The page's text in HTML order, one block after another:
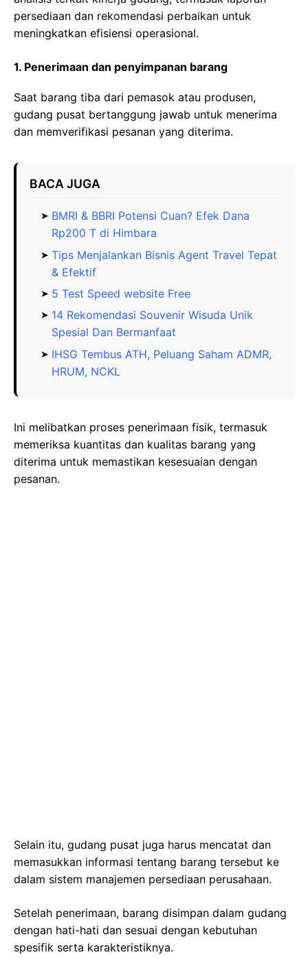
persediaan dan rekomendasi perbaikan untuk
meningkatkan efisiensi operasional.
1. Penerimaan dan penyimpanan barang
Saat barang tiba dari pemasok atau produsen,
gudang pusat bertanggung jawab untuk menerima
dan memverifikasi pesanan yang diterima.
BACA JUGA
BMRI & BBRI Potensi Cuan? Efek Dana
Rp200 T di Himbara
Tips Menjalankan Bisnis Agent Travel Tepat
& Efektif
5 Test Speed website Free
14 Rekomendasi Souvenir Wisuda Unik
Spesial Dan Bermanfaat
IHSG Tembus ATH, Peluang Saham ADMR,
HRUM, NCKL
Ini melibatkan proses penerimaan fisik, termasuk
memeriksa kuantitas dan kualitas barang yang
diterima untuk memastikan kesesuaian dengan
pesanan.
Selain itu, gudang pusat juga harus mencatat dan
memasukkan informasi tentang barang tersebut ke
dalam sistem manajemen persediaan perusahaan.
Setelah penerimaan, barang disimpan dalam gudang
dengan hati-hati dan sesuai dengan kebutuhan
spesifik serta karakteristiknya.